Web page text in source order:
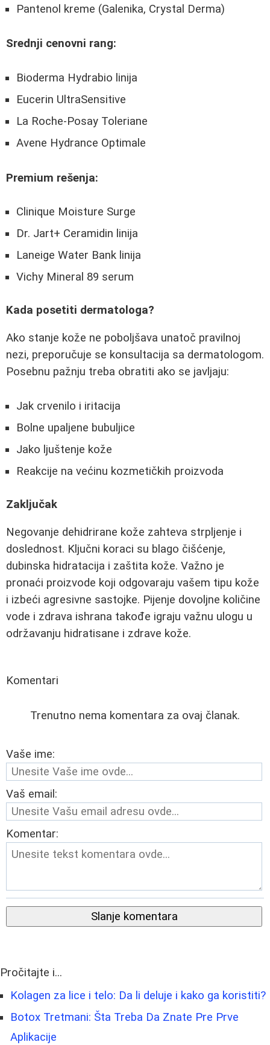
Pantenol kreme (Galenika, Crystal Derma)
Srednji cenovni rang:
Bioderma Hydrabio linija
Eucerin UltraSensitive
La Roche-Posay Toleriane
Avene Hydrance Optimale
Premium rešenja:
Clinique Moisture Surge
Dr. Jart+ Ceramidin linija
Laneige Water Bank linija
Vichy Mineral 89 serum
Kada posetiti dermatologa?
Ako stanje kože ne poboljšava unatoč pravilnoj
nezi, preporučuje se konsultacija sa dermatologom.
Posebnu pažnju treba obratiti ako se javljaju:
Jak crvenilo i iritacija
Bolne upaljene bubuljice
Jako ljuštenje kože
Reakcije na većinu kozmetičkih proizvoda
Zaključak
Negovanje dehidrirane kože zahteva strpljenje i
doslednost. Ključni koraci su blago čišćenje,
dubinska hidratacija i zaštita kože. Važno je
pronaći proizvode koji odgovaraju vašem tipu kože
i izbeći agresivne sastojke. Pijenje dovoljne količine
vode i zdrava ishrana takođe igraju važnu ulogu u
održavanju hidratisane i zdrave kože.
Komentari
Trenutno nema komentara za ovaj članak.
Vaše ime:
Vaš email:
Komentar:
Slanje komentara
Pročitajte i...
Kolagen za lice i telo: Da li deluje i kako ga koristiti?
Botox Tretmani: Šta Treba Da Znate Pre Prve
Aplikacije